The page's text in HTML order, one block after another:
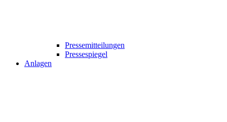
Pressemitteilungen
Pressespiegel
Anlagen